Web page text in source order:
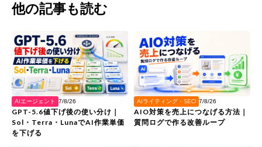
他の記事も読む
AIエージェント 7/8/26
GPT-5.6値下げ後の使い分け｜
Sol・Terra・LunaでAI作業単価
を下げる
AIライティング・SEO 7/8/26
AIO対策を売上につなげる方法｜
質問ログで作る改善ループ